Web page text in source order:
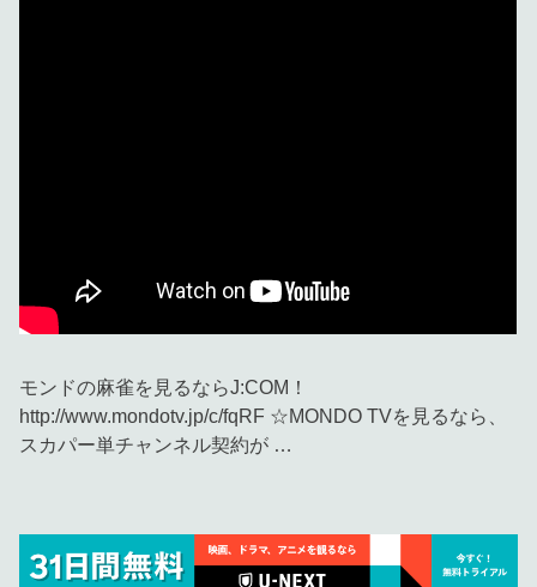
モンドの麻雀を見るならJ:COM！
http://www.mondotv.jp/c/fqRF​​​​​ ☆MONDO TVを見るなら、
スカパー単チャンネル契約が …